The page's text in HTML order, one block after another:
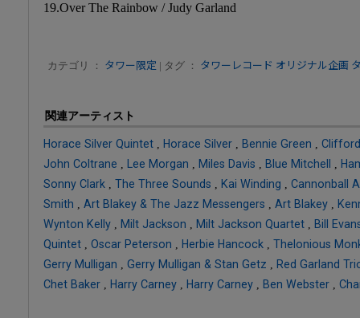
19.Over The Rainbow / Judy Garland
カテゴリ ： タワー限定 | タグ ： タワーレコード オリジナル企画
関連アーティスト
Horace Silver Quintet , Horace Silver , Bennie Green ,
John Coltrane , Lee Morgan , Miles Davis , Blue Mitchell ,
Sonny Clark , The Three Sounds , Kai Winding , Cannonball
Smith , Art Blakey & The Jazz Messengers , Art Blakey ,
Wynton Kelly , Milt Jackson , Milt Jackson Quartet , Bill
Quintet , Oscar Peterson , Herbie Hancock , Thelonious
Gerry Mulligan , Gerry Mulligan & Stan Getz , Red Garland
Chet Baker , Harry Carney , Harry Carney , Ben Webster ,